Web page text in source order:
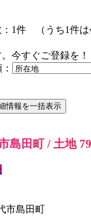
1件 （うち1件
今すぐご登録を
島田町 / 土地
市島田町